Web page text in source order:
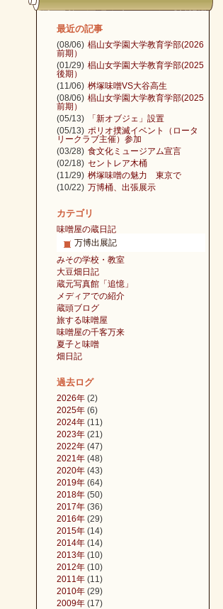
最近の記事
(08/06) 椙山女学園大学教育学部(2026
前期）
(01/29) 椙山女学園大学教育学部(2025
後期）
(11/06) 桝塚味噌VS大谷高生
(08/06) 椙山女学園大学教育学部(2025
前期）
(05/13)
「新オブジェ」設置
(05/13) ポリオ撲滅イベント（ロータ
リークラブ主催）参加
(03/28) 食文化ミュージアム宣言
(02/18) セントレア木桶
(11/29) 桝塚味噌の魅力 東京で
(10/22) 万博桶、出張展示
カテゴリ
味噌屋の蔵日記
万博出展記
みその学校・教室
大豆畑日記
蔵元写真館「追憶」
メディアでの紹介
蔵頭ブログ
旅する味噌屋
味噌屋の千客万来
夏子と味噌
畑日記
過去ログ
2026年 (2)
2025年 (6)
2024年 (11)
2023年 (21)
2022年 (47)
2021年 (48)
2020年 (43)
2019年 (64)
2018年 (50)
2017年 (36)
2016年 (29)
2015年 (14)
2014年 (14)
2013年 (10)
2012年 (10)
2011年 (11)
2010年 (29)
2009年 (17)